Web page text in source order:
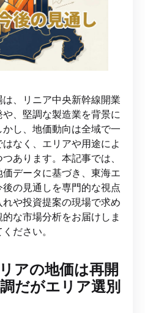
、リニア中央新幹線開業
、堅調な製造業を背景に
し、地価動向は全域で一
なく、エリアや用途によ
あります。本記事では、
データに基づき、東海エ
の見通しを専門的な視点
や投資提案の現場で求め
な市場分析をお届けしま
ださい。
アの地価は再開
だがエリア選別